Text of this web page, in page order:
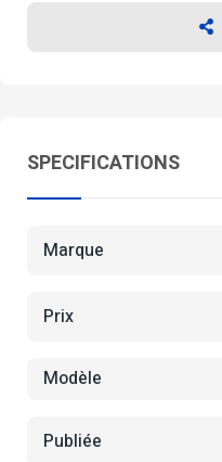
SPECIFICATIONS
Marque
Prix
Modèle
Publiée